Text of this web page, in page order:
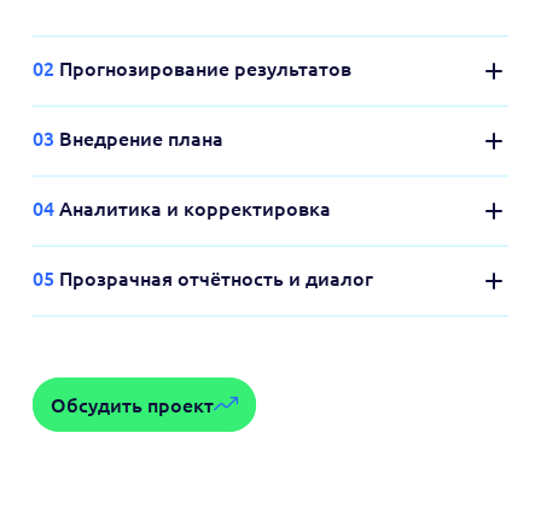
02 Прогнозирование результатов
03 Внедрение плана
04Аналитика и корректировка
05 Прозрачная отчётность и диалог
Обсудить проект